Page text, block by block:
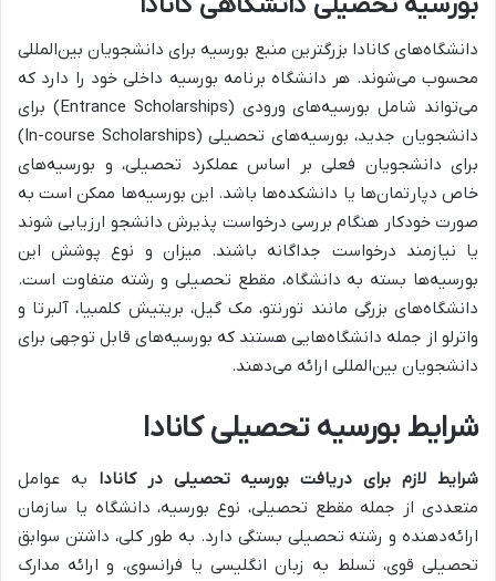
دانشگاه‌های کانادا بزرگترین منبع بورسیه برای دانشجویان بین‌المللی
محسوب می‌شوند. هر دانشگاه برنامه بورسیه داخلی خود را دارد که
می‌تواند شامل بورسیه‌های ورودی (Entrance Scholarships) برای
دانشجویان جدید، بورسیه‌های تحصیلی (In-course Scholarships)
برای دانشجویان فعلی بر اساس عملکرد تحصیلی، و بورسیه‌های
خاص دپارتمان‌ها یا دانشکده‌ها باشد. این بورسیه‌ها ممکن است به
صورت خودکار هنگام بررسی درخواست پذیرش دانشجو ارزیابی شوند
یا نیازمند درخواست جداگانه باشند. میزان و نوع پوشش این
بورسیه‌ها بسته به دانشگاه، مقطع تحصیلی و رشته متفاوت است.
دانشگاه‌های بزرگی مانند تورنتو، مک گیل، بریتیش کلمبیا، آلبرتا و
واترلو از جمله دانشگاه‌هایی هستند که بورسیه‌های قابل توجهی برای
دانشجویان بین‌المللی ارائه می‌دهند.
شرایط بورسیه تحصیلی کانادا
شرایط لازم برای دریافت بورسیه تحصیلی در کانادا به عوامل
متعددی از جمله مقطع تحصیلی، نوع بورسیه، دانشگاه یا سازمان
ارائه‌دهنده و رشته تحصیلی بستگی دارد. به طور کلی، داشتن سوابق
تحصیلی قوی، تسلط به زبان انگلیسی یا فرانسوی، و ارائه مدارک